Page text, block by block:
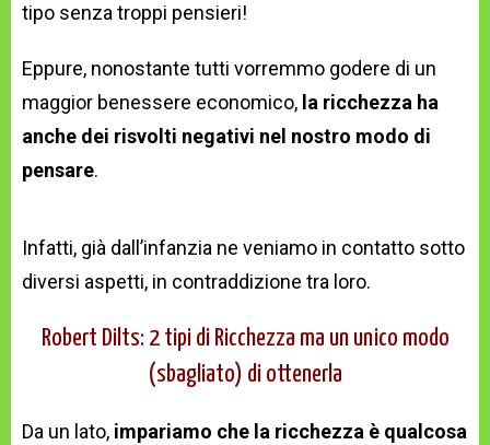
tipo senza troppi pensieri!
Eppure, nonostante tutti vorremmo godere di un
maggior benessere economico, la ricchezza ha
anche dei risvolti negativi nel nostro modo di
pensare.
Infatti, già dall’infanzia ne veniamo in contatto sotto
diversi aspetti, in contraddizione tra loro.
Robert Dilts: 2 tipi di Ricchezza ma un unico modo
(sbagliato) di ottenerla
Da un lato, impariamo che la ricchezza è qualcosa